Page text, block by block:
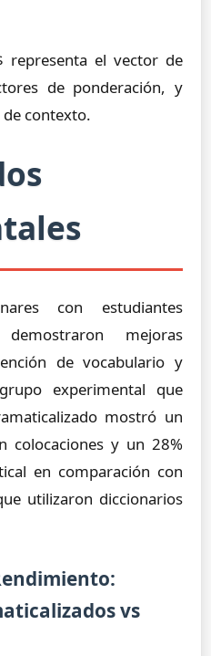
representa el vector de
de ponderación, y
contexto.
con estudiantes
mejoras
de vocabulario y
experimental que
mostró un
colocaciones y un 28%
en comparación con
utilizaron diccionarios
vs